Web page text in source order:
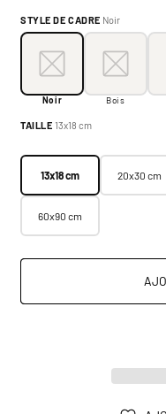
Style de cadre:
Noir Bois
STYLE DE CADRE Noir
Noir Bois
TAILLE 13x18 cm
13x18 cm 20x30 cm
60x90 cm